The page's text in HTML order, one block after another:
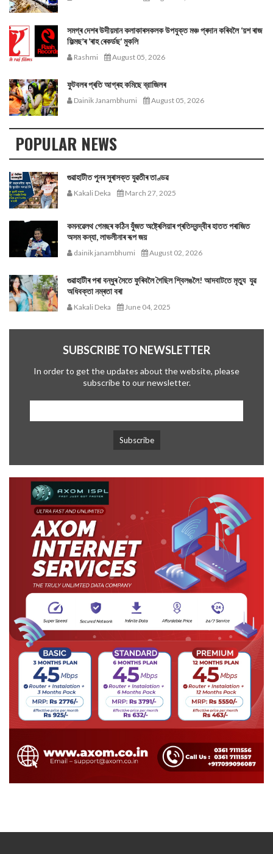
সমগ্ৰ দেশৰ উদীয়মান কলাকাৰসকলক উপযুক্ত মঞ্চ প্ৰদান কৰিবলৈ ‘য়শ ৰাজ
ফিল্মছ’ৰ ‘ৰাহ ৰেকৰ্ডছ’ মুকলি
Rashmi August 05, 2026
ফুটবলৰ প্ৰতি আগ্ৰহ কমিছে ব্রাজিলৰ
Dainik Janambhumi August 05, 2026
POPULAR NEWS
গুৱাহাটীত পুনৰ সুৰাসক্ত যুৱতীৰ তাণ্ডৱ
Kakali Deka March 27, 2025
কমনৱেলথ গেমছৰ কঠিন যুঁজত অষ্ট্ৰেলিয়াৰ প্ৰতিদ্বন্দ্বীৰ হাতত পৰাজিত
অসম কন্যা, লাভলীনাৰ ৰূপ জয়
dainik janambhumi August 02, 2026
গুৱাহাটীৰ পৰা বন্ধুৰ সৈতে ফুৰিবলৈ গৈছিল শ্বিলঙলৈ! আদবাটতে মৃত্যু যুৱ
অধিবক্তা নম্ৰতা বৰা
Kakali Deka June 04, 2025
SUBSCRIBE TO NEWSLETTER
In order to get the updates about the website, please
subscribe to our newsletter.